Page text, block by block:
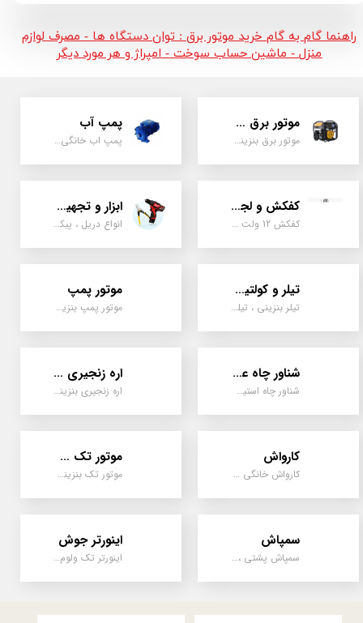
راهنما گام به گام خرید موتور برق : توان دستگاه ها - مصرف لوازم
منزل - ماشین حساب سوخت - امپراژ و هر مورد دیگر
موتور برق و ژنراتور
موتور برق بنزینی، دیزلی ، گازی ، سه گانه سوز
پمپ آب
پمپ اب خانگی، بشقابی ، جتی ، دو پروانه کشاورزی
کفکش و لجن کش
کفکش 12 ولت ، 220 ولت ، یک اینچ به بالا لجن کش کاتردار، لجن کش چدنی
ابزار و تجهیزات
انواع دریل ، پیکور، ابزارالات، سیل مکانیکی، قطعات پمپ
تیلر و کولتیواتور
تیلر بنزینی ، تیلر دیزل، تیلر چهار چرخ، تیلر مزرعه و کشاورزی
موتور پمپ
موتور پمپ بنزینی، دیزلی، نفتی ، یک اینچ به بالا
شناور چاه عمیق
شناور چاه استیل ، تک فاز و سه فاز، یک اینچ به بالا
اره زنجیری / علفتراش
اره زنجیری بنزینی ، علفتراش دو زمانه و چهار زمانه ، دوشی و پشتی
کارواش
کارواش خانگی و صنعتی و نیمه صنعتی
موتور تک سیلندر
موتور تک بنزینی ، دیزلی، کارتینگی ، تیلری
سمپاش
سمپاش پشتی ، زمبه ای ، فرغونی ، دستی ، موتوری
اینورتر جوش
اینورتر تک ولوم و دو ولوم امپر بالا